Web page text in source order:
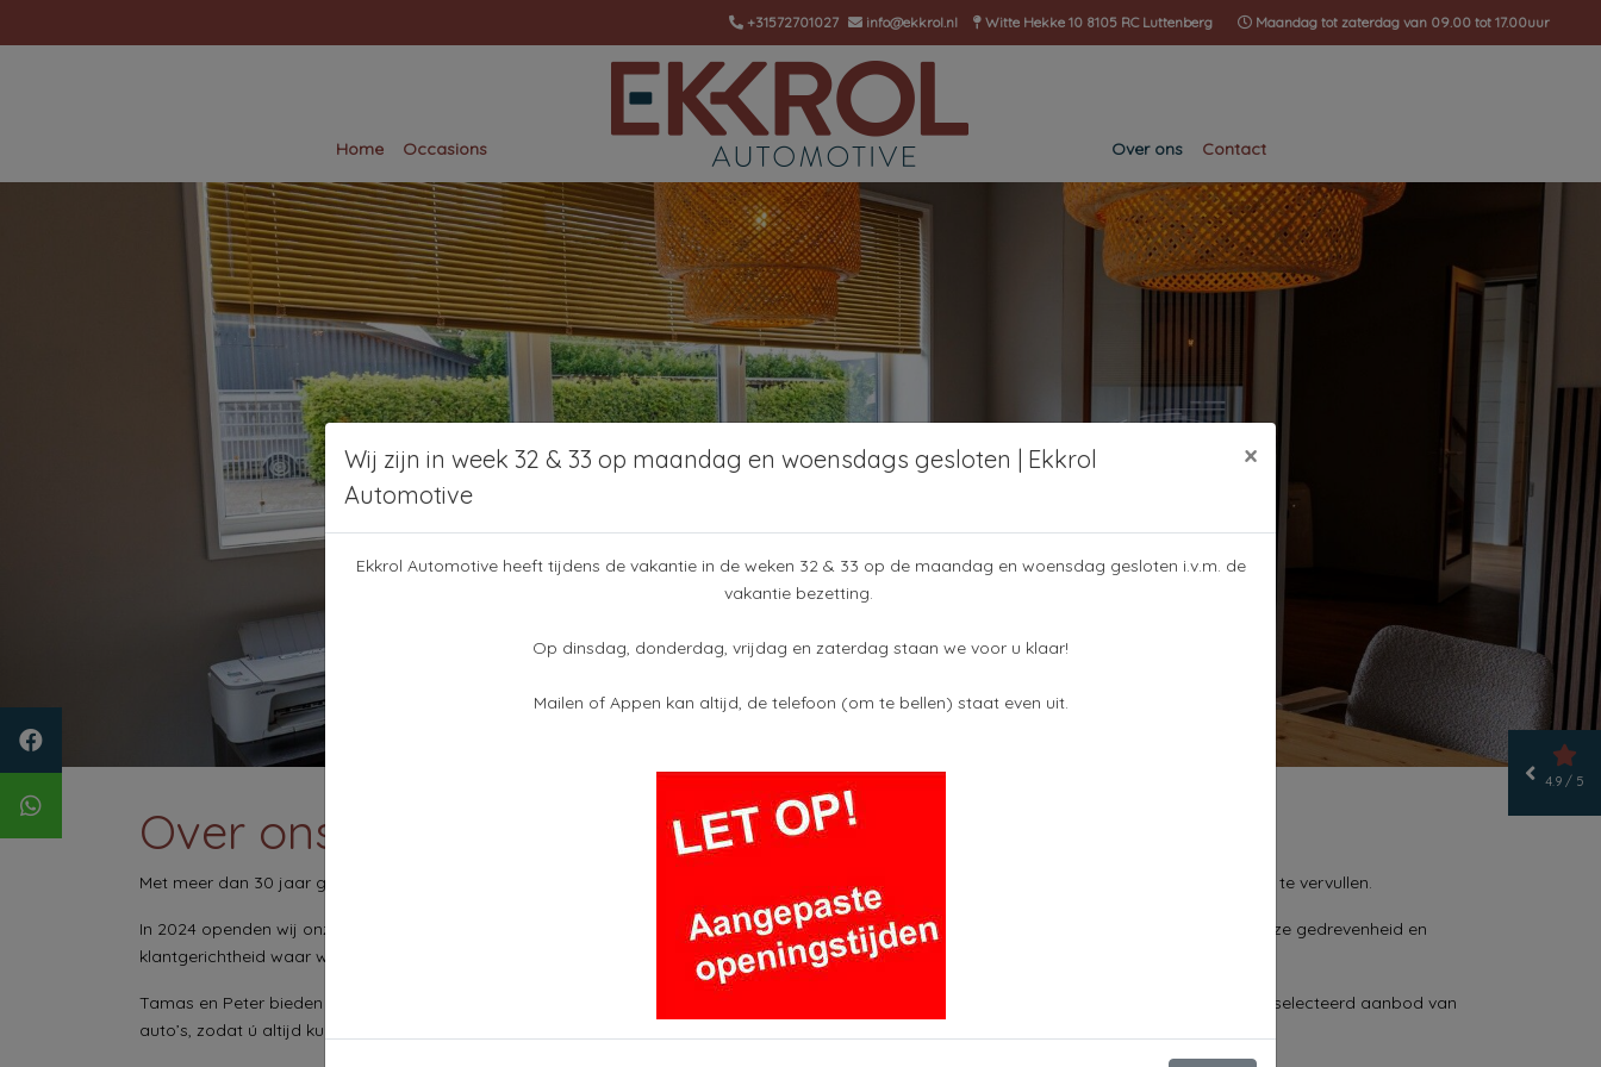
+31572701027 info@ekkrol.nl Witte Hekke 10 8105 RC Luttenberg Maandag tot zaterdag van 09.00 tot 17.00uur
Home Occasions Over ons Contact
Over ons
Met meer dan 30 jaar gezamenlijke ervaring bundelen Tamas, Peter en Sander bij EkKrol Automotive hun krachten om úw autowensen op maat te vervullen.
In 2024 openden wij onze deuren in Luttenberg en inmiddels hebben wij al meer dan 150 positieve reviews mogen ontvangen, een bewijs van onze gedrevenheid en
klantgerichtheid waar wij bijzonder trots op zijn.
Tamas en Peter bieden ieder hun eigen expertise: van verkoop en klantadvies tot technische kennis en aftersales. Sander stelt een zorgvuldig geselecteerd aanbod van
auto’s, zodat ú altijd kunt kiezen uit de mooiste en best passende opties.
4.9 / 5
Wij zijn in week 32 & 33 op maandag en woensdags gesloten | Ekkrol
Automotive
×
Ekkrol Automotive heeft tijdens de vakantie in de weken 32 & 33 op de maandag en woensdag gesloten i.v.m. de
vakantie bezetting.
Op dinsdag, donderdag, vrijdag en zaterdag staan we voor u klaar!
Mailen of Appen kan altijd, de telefoon (om te bellen) staat even uit.